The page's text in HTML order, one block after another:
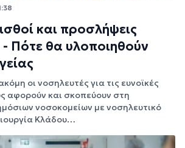
και προσλήψεις
Πότε θα υλοποιηθούν
οι νοσηλευτές για τις ευνοϊκές
αφορούν και σκοπεύουν στη
νοσοκομείων με νοσηλευτικό
Κλάδου…